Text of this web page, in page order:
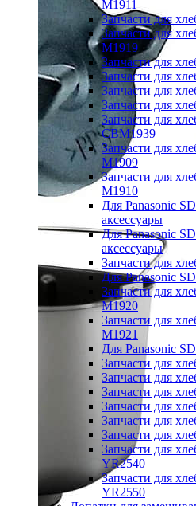
M1911
Запчасти для
Запчасти для
M1919
Запчасти для
Запчасти для
Запчасти для
Запчасти для
Запчасти для
CBM1939
Запчасти для
M1909
Запчасти для
M1910
Для Panasonic
аксессуары
Для Panasonic
аксессуары
Запчасти для
Для Panasonic
Запчасти для
M1920
Запчасти для
M1921
Для Panasonic
Запчасти для
Запчасти для
Запчасти для
Запчасти для
Запчасти для
Запчасти для
Запчасти для
YR2540
Запчасти для
YR2550